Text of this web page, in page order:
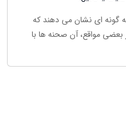
به گونه ای نشان می دهند که
بعضی مواقع، آن صحنه ها با